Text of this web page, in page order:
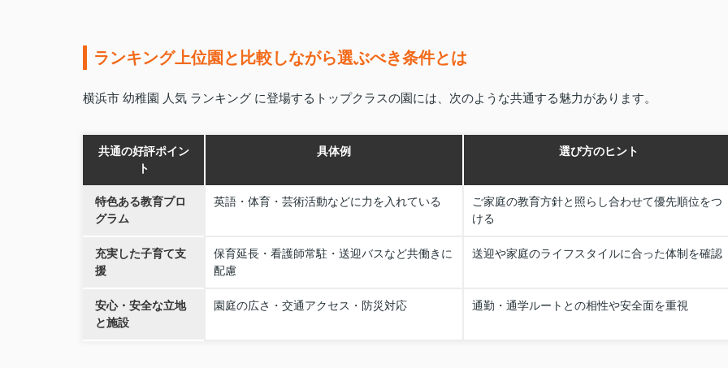
ランキング上位園と比較しながら選ぶべき条件とは
横浜市 幼稚園 人気 ランキング に登場するトップクラスの園には、次のような共通する魅力があります。
共通の好評ポイン
ト
具体例 選び方のヒント
特色ある教育プロ
グラム
英語・体育・芸術活動などに力を入れている
ご家庭の教育方針と照らし合わせて優先順位をつ
ける
充実した子育て支
援
保育延長・看護師常駐・送迎バスなど共働きに
配慮
送迎や家庭のライフスタイルに合った体制を確認
安心・安全な立地
と施設
園庭の広さ・交通アクセス・防災対応 通勤・通学ルートとの相性や安全面を重視